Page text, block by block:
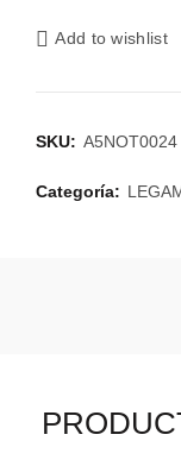
Add to wishlist
SKU: A5NOT0024
Categoría: